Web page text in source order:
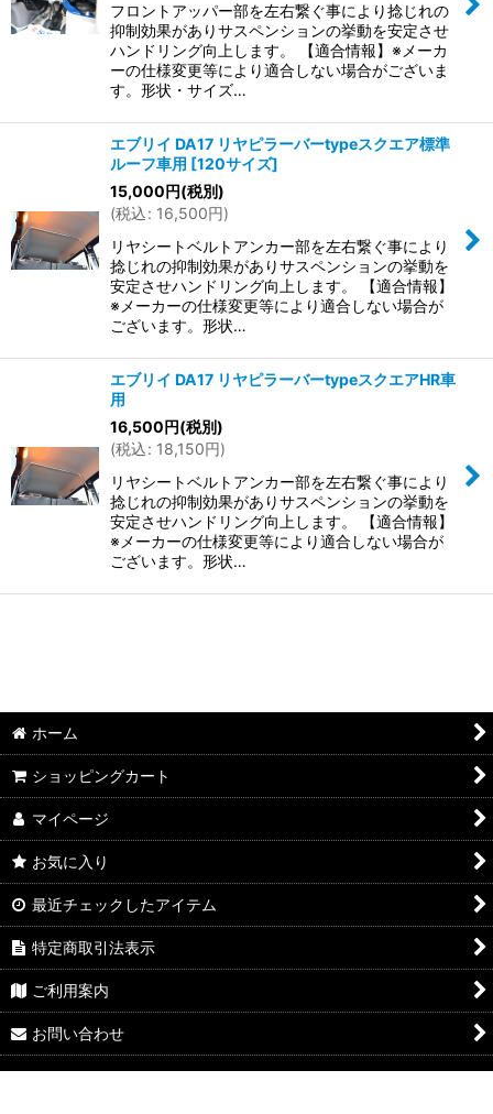
フロントアッパー部を左右繋ぐ事により捻じれの
抑制効果がありサスペンションの挙動を安定させ
ハンドリング向上します。 【適合情報】※メーカ
ーの仕様変更等により適合しない場合がございま
す。形状・サイズ…
エブリイ DA17 リヤピラーバーtypeスクエア標準
ルーフ車用 [120サイズ]
15,000円(税別)
(税込: 16,500円)
リヤシートベルトアンカー部を左右繋ぐ事により
捻じれの抑制効果がありサスペンションの挙動を
安定させハンドリング向上します。 【適合情報】
※メーカーの仕様変更等により適合しない場合が
ございます。形状…
エブリイ DA17 リヤピラーバーtypeスクエアHR車
用
16,500円(税別)
(税込: 18,150円)
リヤシートベルトアンカー部を左右繋ぐ事により
捻じれの抑制効果がありサスペンションの挙動を
安定させハンドリング向上します。 【適合情報】
※メーカーの仕様変更等により適合しない場合が
ございます。形状…
ホーム
ショッピングカート
マイページ
お気に入り
最近チェックしたアイテム
特定商取引法表示
ご利用案内
お問い合わせ